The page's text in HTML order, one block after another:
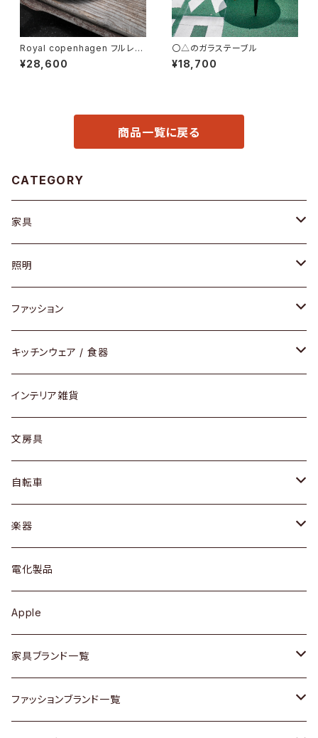
Royal copenhagen フルレー
ス オーバルディッシュ
¥28,600
〇△のガラステーブル
¥18,700
商品一覧に戻る
CATEGORY
家具
ソファ / ベンチ
チェア / スツール
ダイニングセット / ダイニングテーブル
ローテーブル / サイドテーブル
デスク / コンソール
ドレッサー
シェルフ
キュリオケース / 飾り棚
カップボード / 食器棚
チェスト
その他家具
照明
ペンダントライト
テーブルランプ / デスクスタンド
フロアライト
ファッション
アクセサリー
リング
ピアス / イヤリング
財布
バッグ
アウター
トップス
ワンピース
ボトムス
靴
スカーフ
キッチンウェア / 食器
グラス / タンブラー
カップ / マグ
プレート / ボウル
カトラリー
ケトル / ティーポット
鍋 / フライパン
Vintage / ヴィンテージ
銀製品
インテリア雑貨
文房具
自転車
dahon
楽器
ギター
ベース
その他楽器
電化製品
Apple
家具ブランド一覧
ACME Furniture / アクメ ファニチャー
ファッションブランド一覧